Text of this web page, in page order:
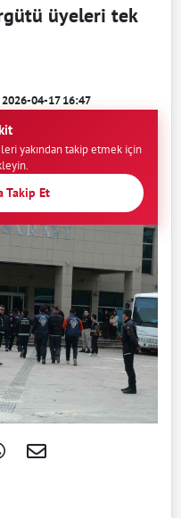
üyeleri tek
2026-04-17 16:47
yakından takip etmek için
Takip Et